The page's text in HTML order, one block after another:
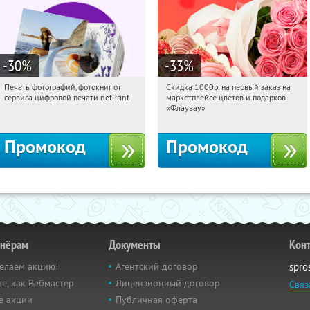
-30%
14:04:42 Получили:
Печать фотографий, фотокниг от
сервиса цифровой печати netPrint
Промокод
-33%
14:04:42 Получили:
Россия
Скидка 1000р. на первый заказ на
маркетплейсе цветов и подарков
«Флаувау»
Промокод
акцию!
как Вебмастер
акции
Документы
Агентский договор
Лицензионный договор
Публичная оферта